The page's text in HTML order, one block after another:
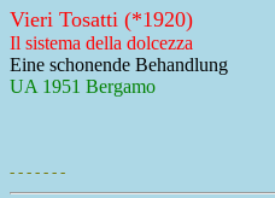
Vieri Tosatti (*1920)
Il sistema della dolcezza
Eine schonende Behandlung
UA 1951 Bergamo
- - - - - - -